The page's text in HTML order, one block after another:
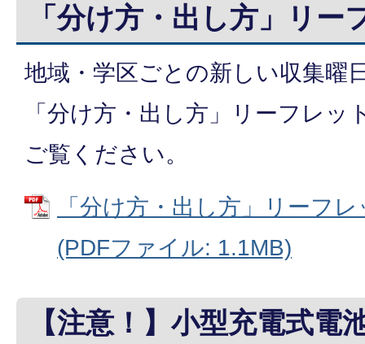
「分け方・出し方」リー
地域・学区ごとの新しい収集曜
「分け方・出し方」リーフレ
ご覧ください。
「分け方・出し方」リーフ
(PDFファイル: 1.1MB)
【注意！】小型充電式電